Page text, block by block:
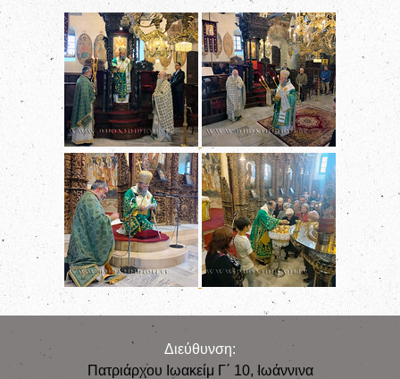
Διεύθυνση:
Πατριάρχου Ιωακείμ Γ΄ 10, Iωάννινα